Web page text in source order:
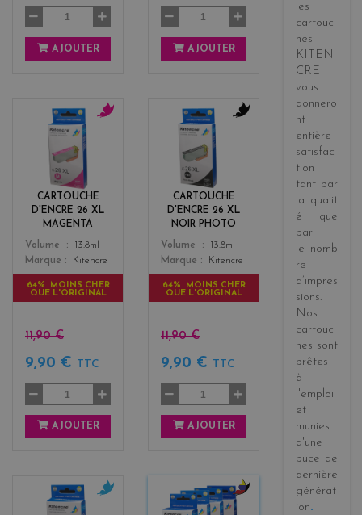
AJOUTER AJOUTER
CARTOUCHE
D'ENCRE 26 XL
MAGENTA
Color
n
t
Volume
13.8ml
Marque
Kitencre
64% MOINS CHER
QUE L'ORIGINAL
11,90 €
9,90 € TTC
AJOUTER
CARTOUCHE
D'ENCRE 26 XL
NOIR PHOTO
Color
k
Volume
13.8ml
Marque
Kitencre
64% MOINS CHER
QUE L'ORIGINAL
11,90 €
9,90 € TTC
AJOUTER
b
les
cartouc
hes
KITEN
CRE
vous
donnero
nt
entière
satisfac
tion
tant par
la qualit
é que
par
le nomb
re
d’impres
sions.
Nos
cartouc
hes sont
prêtes
à
l'emploi
et
munies
d'une
puce de
dernière
générat
ion.